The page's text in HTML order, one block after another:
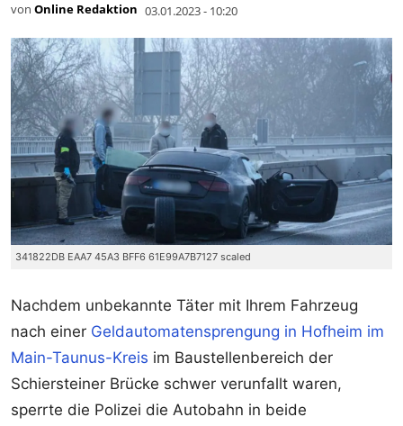
von Online Redaktion 03.01.2023 - 10:20
341822DB EAA7 45A3 BFF6 61E99A7B7127 scaled
Nachdem unbekannte Täter mit Ihrem Fahrzeug
nach einer Geldautomatensprengung in Hofheim im
Main-Taunus-Kreis im Baustellenbereich der
Schiersteiner Brücke schwer verunfallt waren,
sperrte die Polizei die Autobahn in beide